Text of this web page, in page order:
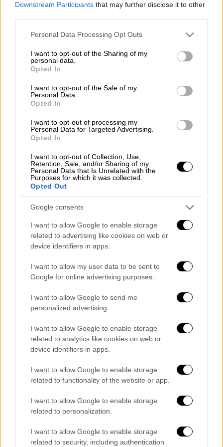
Downstream Participants that may further disclose it to other
Please note that this website/app uses one or more Google
not limited to your visit or usage behaviour. You may click to
grant or deny consent to Google and its third-party tags to
use your data for below specified purposes in below Google
consent section.
Personal Data Processing Opt Outs
I want to opt-out of the Sharing of my
personal data.
Opted In
I want to opt-out of the Sale of my
Personal Data.
Opted In
I want to opt-out of processing my
Personal Data for Targeted Advertising.
Opted In
I want to opt-out of Collection, Use,
Retention, Sale, and/or Sharing of my
Personal Data that Is Unrelated with the
Purposes for which it was collected.
Opted Out
Google consents
I want to allow Google to enable storage
related to advertising like cookies on web or
device identifiers in apps.
I want to allow my user data to be sent to
Google for online advertising purposes.
I want to allow Google to send me
personalized advertising.
I want to allow Google to enable storage
related to analytics like cookies on web or
device identifiers in apps.
I want to allow Google to enable storage
related to functionality of the website or app.
I want to allow Google to enable storage
related to personalization.
I want to allow Google to enable storage
related to security, including authentication
Για το πώς κοιμήθηκε: «Κοιμήθηκα καλά.
Περίπου 6,5 ώρες κοιμήθηκα. Ήταν καλά».
Για τη συναυλία των Iron Maiden και το
διαφορετικό τέμπο του τελικού: «Κρίμα που
δεν θα μπορώ να πάω στη συναυλία. Η κόρη
μου πήγε στην προηγούμενη. Δεν ξέρεις
ποτέ πώς μπορεί να εξελιχθεί ένα παιχνίδι.
την καλύτερη άμυνα, αλλά θεωρώ πως
κερδίσαμε από την άμυνα. Δεν είναι
υποχρεωτικό πως ένα παιχνίδι θα είναι
κλειστό ή ανοιχτό επειδή παίζουν αμυντικές
ή επιθετικές ομάδες. Σημαντικό είναι το
πώς θα είναι οι παίκτες. Έχουμε απαντήσεις
σε πολλά είδη μπάσκετ. Είμαστε καλοί στην
κυκλοφορία. Ο Ολυμπιακός είχε δημιουργία
και εκτέλεση ακόμη και με απουσίες.
Σημαντικό είναι πώς θα ανταπεξέλθεις στη
Για το πόσο διαφορετικός είναι σε σχέση με
το 2013: «Είμαι όσο διαφορετικός είμαστε
όλοι μας με το πέρασμα των χρόνων.
Αλλάζεις μέσω σημαντικών νικών και
μεγάλων ηττών, αν μιλάμε για μπάσκετ.
Εξαρτάται από σένα πώς αξιοποιείς τις
εμπειρίες. Η εμπειρία είναι πολύ σημαντική,
όσο και ο ενθουσιασμός. Το μόνο κοινό είναι
πως είναι οι ίδιοι αντίπαλοι, αλλά βλέπω και
την ίδια δίψα και συγκέντρωση από την
ομάδα».